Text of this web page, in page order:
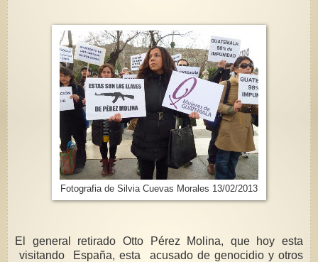
Fotografia de Silvia Cuevas Morales 13/02/2013
El general retirado Otto Pérez Molina, que hoy esta
visitando España, esta acusado de genocidio y otros